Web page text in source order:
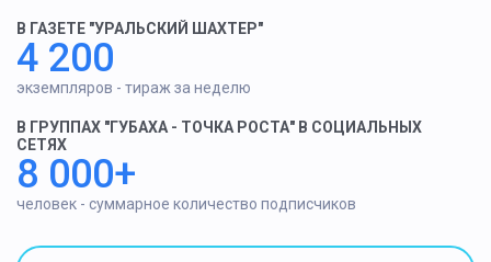
В ГАЗЕТЕ "УРАЛЬСКИЙ ШАХТЕР"
4 200
экземпляров - тираж за неделю
В ГРУППАХ "ГУБАХА - ТОЧКА РОСТА" В СОЦИАЛЬНЫХ
СЕТЯХ
8 000+
человек - суммарное количество подписчиков